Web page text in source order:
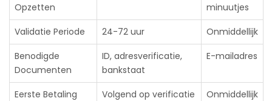
Opzetten
minuutjes
Validatie Periode
24-72 uur
Onmiddellijk
Benodigde
Documenten
ID, adresverificatie,
bankstaat
E-mailadres
Eerste Betaling Volgend op verificatie Onmiddellijk